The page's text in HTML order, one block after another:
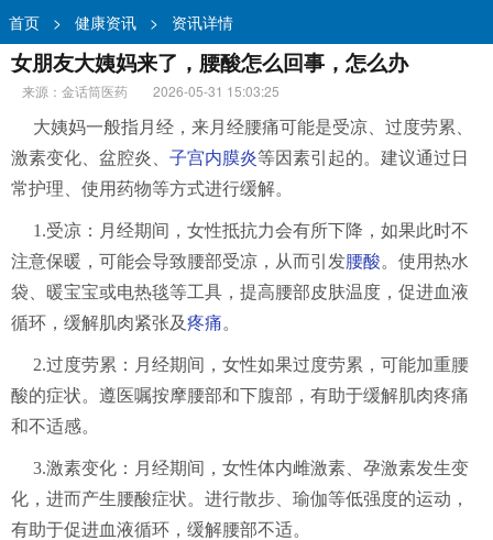
首页 > 健康资讯 > 资讯详情
女朋友大姨妈来了，腰酸怎么回事，怎么办
来源：金话筒医药
2026-05-31 15:03:25
大姨妈一般指月经，来月经腰痛可能是受凉、过度劳累、
激素变化、盆腔炎、 子宫内膜炎等因素引起的。建议通过日
常护理、使用药物等方式进行缓解。
1.受凉：月经期间，女性抵抗力会有所下降，如果此时不
注意保暖，可能会导致腰部受凉，从而引发腰酸。使用热水
袋、暖宝宝或电热毯等工具，提高腰部皮肤温度，促进血液
循环，缓解肌肉紧张及疼痛。
2.过度劳累：月经期间，女性如果过度劳累，可能加重腰
酸的症状。遵医嘱按摩腰部和下腹部，有助于缓解肌肉疼痛
和不适感。
3.激素变化：月经期间，女性体内雌激素、孕激素发生变
化，进而产生腰酸症状。进行散步、瑜伽等低强度的运动，
有助于促进血液循环，缓解腰部不适。